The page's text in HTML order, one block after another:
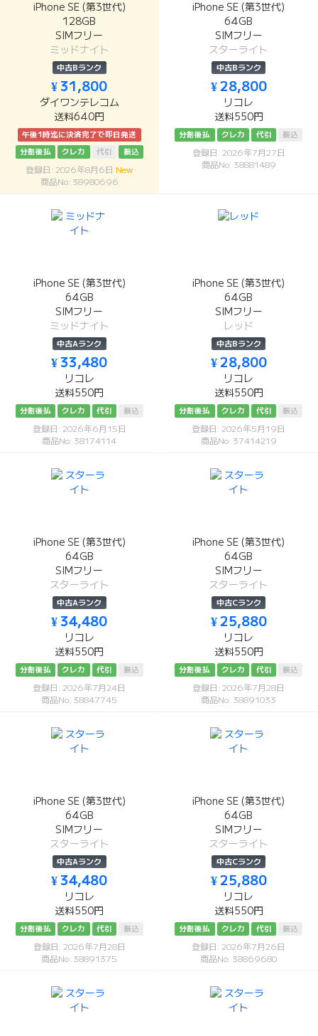
iPhone SE (第3世代)
128GB
SIMフリー
ミッドナイト
中古Bランク
¥ 31,800
ダイワンテレコム
送料640円
午後1時迄に決済完了で即日発送
分割後払
クレカ 代引 振込
登録日: 2026年8月6日 New
商品No: 38980696
iPhone SE (第3世代)
64GB
SIMフリー
スターライト
中古Bランク
¥ 28,800
リコレ
送料550円
分割後払 クレカ 代引 振込
登録日: 2026年7月27日
商品No: 38881489
iPhone SE (第3世代)
64GB
SIMフリー
ミッドナイト
中古Aランク
¥ 33,480
リコレ
送料550円
分割後払 クレカ 代引 振込
登録日: 2026年6月15日
商品No: 38174114
iPhone SE (第3世代)
64GB
SIMフリー
レッド
中古Bランク
¥ 28,800
リコレ
送料550円
分割後払 クレカ 代引 振込
登録日: 2026年5月19日
商品No: 37414219
iPhone SE (第3世代)
64GB
SIMフリー
スターライト
中古Aランク
¥ 34,480
リコレ
送料550円
分割後払 クレカ 代引 振込
登録日: 2026年7月24日
商品No: 38847745
iPhone SE (第3世代)
64GB
SIMフリー
スターライト
中古Cランク
¥ 25,880
リコレ
送料550円
分割後払 クレカ 代引 振込
登録日: 2026年7月28日
商品No: 38891033
iPhone SE (第3世代)
64GB
SIMフリー
スターライト
中古Aランク
¥ 34,480
リコレ
送料550円
分割後払 クレカ 代引 振込
登録日: 2026年7月28日
商品No: 38891375
iPhone SE (第3世代)
64GB
SIMフリー
スターライト
中古Cランク
¥ 25,880
リコレ
送料550円
分割後払 クレカ 代引 振込
登録日: 2026年7月26日
商品No: 38869680